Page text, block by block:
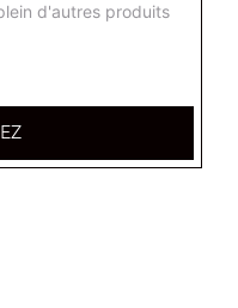
d'autres produits